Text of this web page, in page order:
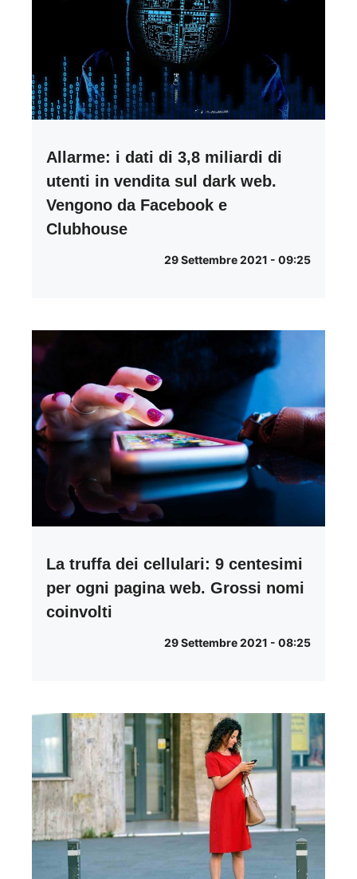
Allarme: i dati di 3,8 miliardi di
utenti in vendita sul dark web.
Vengono da Facebook e
Clubhouse
29 Settembre 2021 - 09:25
La truffa dei cellulari: 9 centesimi
per ogni pagina web. Grossi nomi
coinvolti
29 Settembre 2021 - 08:25